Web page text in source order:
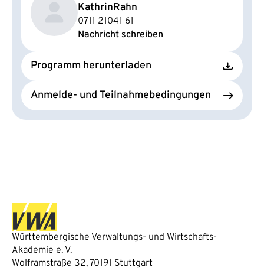
KathrinRahn
0711 21041 61
Nachricht schreiben
Programm herunterladen
Anmelde- und Teilnahmebedingungen
Württembergische Verwaltungs- und Wirtschafts-
Akademie e. V.
Wolframstraße 32, 70191 Stuttgart